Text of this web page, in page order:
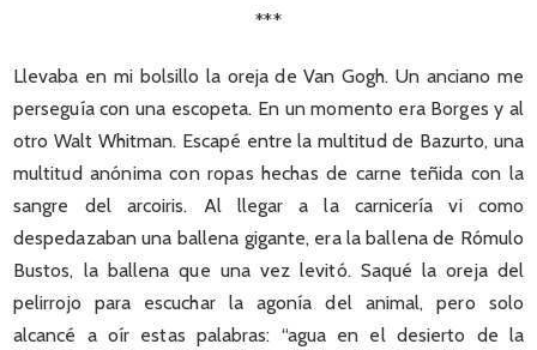
***
Llevaba en mi bolsillo la oreja de Van Gogh. Un anciano me
perseguía con una escopeta. En un momento era Borges y al
otro Walt Whitman. Escapé entre la multitud de Bazurto, una
multitud anónima con ropas hechas de carne teñida con la
sangre del arcoiris. Al llegar a la carnicería vi como
despedazaban una ballena gigante, era la ballena de Rómulo
Bustos, la ballena que una vez levitó. Saqué la oreja del
pelirrojo para escuchar la agonía del animal, pero solo
alcancé a oír estas palabras: “agua en el desierto de la